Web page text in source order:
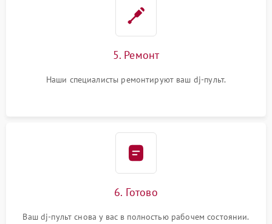
5. Ремонт
Наши специалисты ремонтируют ваш dj-пульт.
6. Готово
Ваш dj-пульт снова у вас в полностью рабочем состоянии.